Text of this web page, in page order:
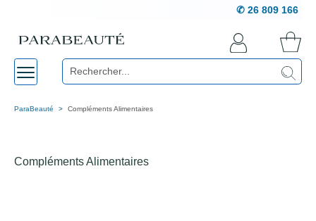
✆ 26 809 166
ParaBeauté Compléments Alimentaires
Compléments Alimentaires